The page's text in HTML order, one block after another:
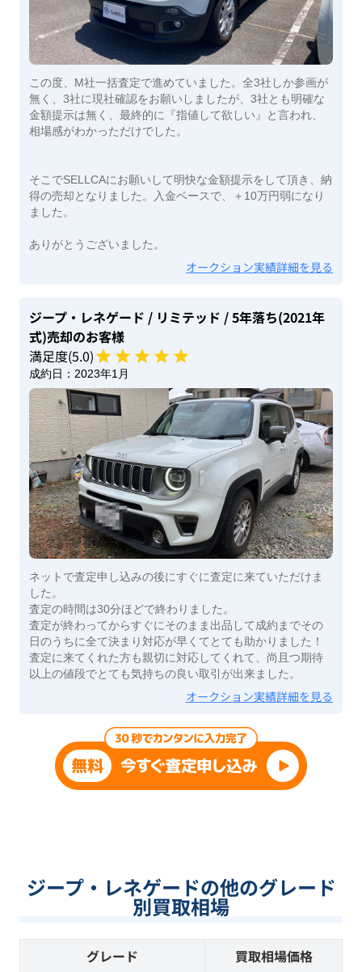
この度、M社一括査定で進めていました。全3社しか参画が
無く、3社に現社確認をお願いしましたが、3社とも明確な
金額提示は無く、最終的に『指値して欲しい』と言われ、
相場感がわかっただけでした。
そこでSELLCAにお願いして明快な金額提示をして頂き、納
得の売却となりました。入金ベースで、＋10万円弱になり
ました。
ありがとうございました。
オークション実績詳細を見る
ジープ・レネゲード / リミテッド / 5年落ち(2021年
式)売却のお客様
満足度(5.0)
成約日： 2023年1月
ネットで査定申し込みの後にすぐに査定に来ていただけま
した。
査定の時間は30分ほどで終わりました。
査定が終わってからすぐにそのまま出品して成約までその
日のうちに全て決まり対応が早くてとても助かりました！
査定に来てくれた方も親切に対応してくれて、尚且つ期待
以上の値段でとても気持ちの良い取引が出来ました。
オークション実績詳細を見る
ジープ・レネゲードの他のグレード
別買取相場
グレード 買取相場価格